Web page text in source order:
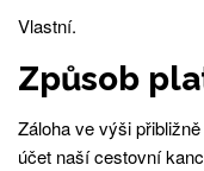
Vlastní.
Způsob
Záloha ve výši
účet naší cestovní